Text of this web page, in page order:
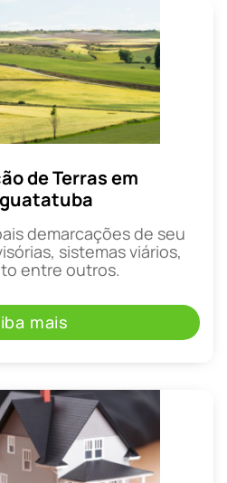
de Terras em
demarcações de seu
sistemas viários,
entre outros.
mais